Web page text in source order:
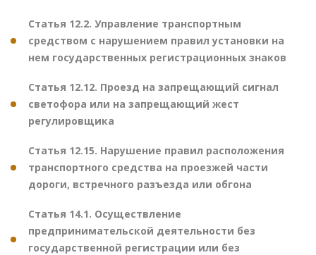
Статья 12.2. Управление транспортным
средством с нарушением правил установки на
нем государственных регистрационных знаков
Статья 12.12. Проезд на запрещающий сигнал
светофора или на запрещающий жест
регулировщика
Статья 12.15. Нарушение правил расположения
транспортного средства на проезжей части
дороги, встречного разъезда или обгона
Статья 14.1. Осуществление
предпринимательской деятельности без
государственной регистрации или без